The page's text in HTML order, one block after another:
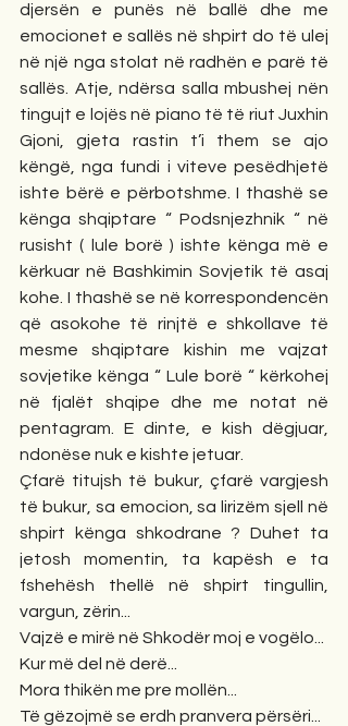
djersën e punës në ballë dhe me
emocionet e sallës në shpirt do të ulej
në një nga stolat në radhën e parë të
sallës. Atje, ndërsa salla mbushej nën
tingujt e lojës në piano të të riut Juxhin
Gjoni, gjeta rastin t’i them se ajo
këngë, nga fundi i viteve pesëdhjetë
ishte bërë e përbotshme. I thashë se
kënga shqiptare “ Podsnjezhnik “ në
rusisht ( lule borë ) ishte kënga më e
kërkuar në Bashkimin Sovjetik të asaj
kohe. I thashë se në korrespondencën
që asokohe të rinjtë e shkollave të
mesme shqiptare kishin me vajzat
sovjetike kënga “ Lule borë “ kërkohej
në fjalët shqipe dhe me notat në
pentagram. E dinte, e kish dëgjuar,
ndonëse nuk e kishte jetuar.
Çfarë titujsh të bukur, çfarë vargjesh
të bukur, sa emocion, sa lirizëm sjell në
shpirt kënga shkodrane ? Duhet ta
jetosh momentin, ta kapësh e ta
fshehësh thellë në shpirt tingullin,
vargun, zërin...
Vajzë e mirë në Shkodër moj e vogëlo...
Kur më del në derë...
Mora thikën me pre mollën...
Të gëzojmë se erdh pranvera përsëri...